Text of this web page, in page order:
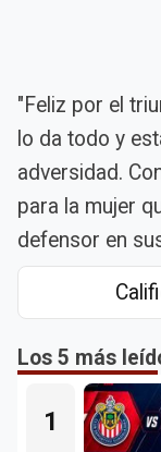
"Feliz por el
lo da todo y
adversidad.
para la mujer
defensor en
Los 5 más
1